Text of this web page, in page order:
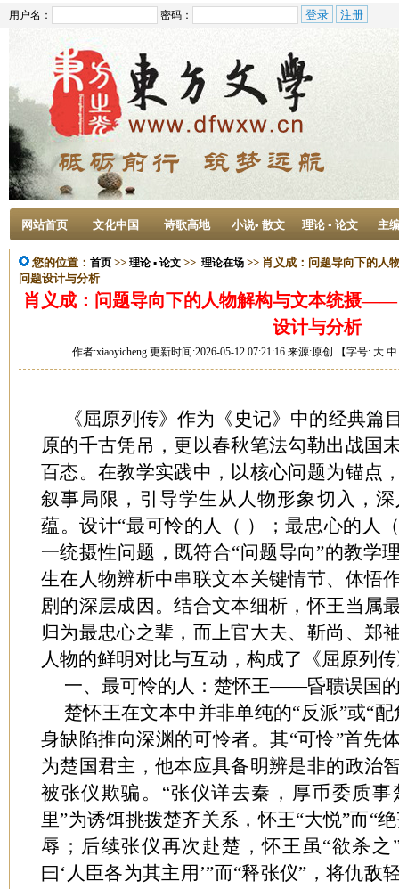
用户名： 密码：
网站首页 文化中国 诗歌高地 小说• 散文 理论 ▪ 论文 主
您的位置： 首页 >> 理论 ▪ 论文 >> 理论在场 >> 肖义成：问题导向下的
问题设计与分析
肖义成：问题导向下的人物解构与文本统摄
设计与分析
作者:xiaoyicheng 更新时间:2026-05-12 07:21:16 来源:原创 【字号: 大 中
《屈原列传》作为《史记》中的经典篇
原的千古凭吊，更以春秋笔法勾勒出战国
百态。在教学实践中，以核心问题为锚点
叙事局限，引导学生从人物形象切入，
蕴。设计“最可怜的人（ ）；最忠心的人
一统摄性问题，既符合“问题导向”的教学
生在人物辨析中串联文本关键情节、体悟
剧的深层成因。结合文本细析，怀王当属
归为最忠心之辈，而上官大夫、靳尚、郑
人物的鲜明对比与互动，构成了《屈原列
一、最可怜的人：楚怀王——昏聩误国
楚怀王在文本中并非单纯的“反派”或“
身缺陷推向深渊的可怜者。其“可怜”首先
为楚国君主，他本应具备明辨是非的政治
被张仪欺骗。“张仪详去秦，厚币委质事
里”为诱饵挑拨楚齐关系，怀王“大悦”而“
辱；后续张仪再次赴楚，怀王虽“欲杀之
曰‘人臣各为其主用’”而“释张仪”，将仇敌